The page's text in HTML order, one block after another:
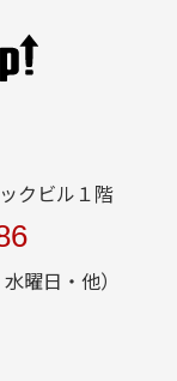
クビル１階
曜日・他）